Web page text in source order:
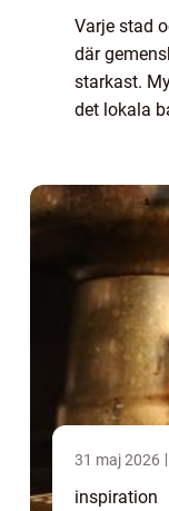
Varje stad
där
starkast.
det lokala
31 maj 2026
inspiration